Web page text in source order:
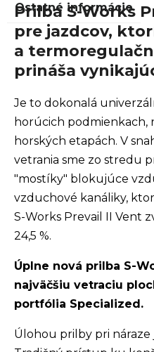
Ostatné informácie
Prilba S-Works
pre jazdcov,
a
prináša
Je to dokonalá
horúcich podmienkach,
horských etapách. V
vetrania sme zo stredu
"mostíky" blokujúce
vzduchové kanáliky,
S-Works Prevail II Vent
24,5 %.
Úplne nová prilba S-
najväčšiu vetraciu
portfólia Specialized.
Úlohou prilby pri